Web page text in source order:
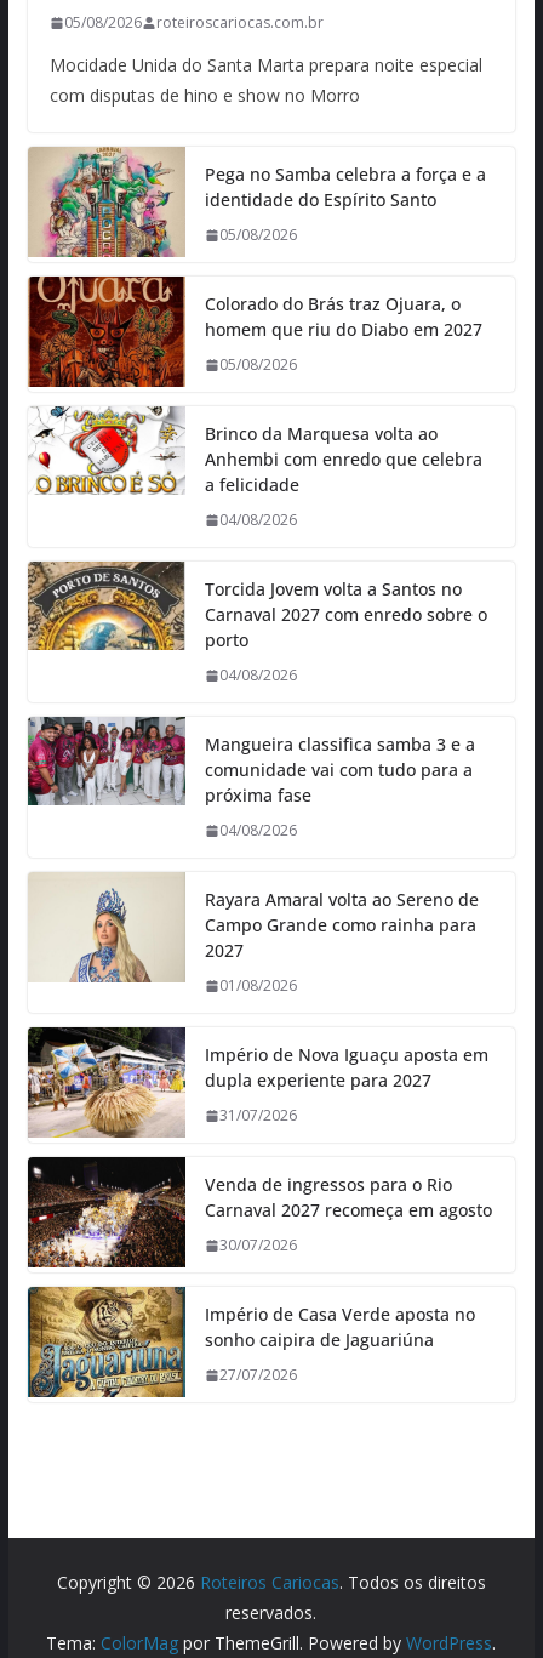
05/08/2026 roteiroscariocas.com.br
Mocidade Unida do Santa Marta prepara noite especial
com disputas de hino e show no Morro
Pega no Samba celebra a força e a
identidade do Espírito Santo
05/08/2026
Colorado do Brás traz Ojuara, o
homem que riu do Diabo em 2027
05/08/2026
Brinco da Marquesa volta ao
Anhembi com enredo que celebra
a felicidade
04/08/2026
Torcida Jovem volta a Santos no
Carnaval 2027 com enredo sobre o
porto
04/08/2026
Mangueira classifica samba 3 e a
comunidade vai com tudo para a
próxima fase
04/08/2026
Rayara Amaral volta ao Sereno de
Campo Grande como rainha para
2027
01/08/2026
Império de Nova Iguaçu aposta em
dupla experiente para 2027
31/07/2026
Venda de ingressos para o Rio
Carnaval 2027 recomeça em agosto
30/07/2026
Império de Casa Verde aposta no
sonho caipira de Jaguariúna
27/07/2026
Copyright © 2026 Roteiros Cariocas. Todos os direitos
reservados.
Tema: ColorMag por ThemeGrill. Powered byWordPress.